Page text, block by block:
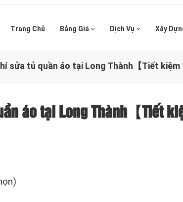
Trang Chủ Bảng Giá Dịch Vụ Xây
sửa tủ quần áo tại Long Thành【Tiết kiệm
áo tại Long Thành【Tiết